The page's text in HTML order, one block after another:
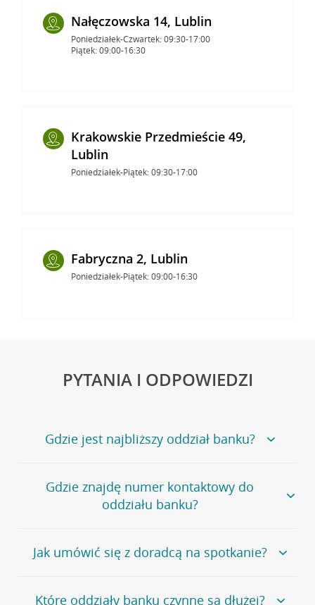
Nałęczowska 14, Lublin
Poniedziałek-Czwartek: 09:30-17:00
Piątek: 09:00-16:30
Krakowskie Przedmieście 49,
Lublin
Poniedziałek-Piątek: 09:30-17:00
Fabryczna 2, Lublin
Poniedziałek-Piątek: 09:00-16:30
PYTANIA I ODPOWIEDZI
Gdzie jest najbliższy oddział banku?
Jeśli szukasz oddziału naszego banku, zapraszamy na
stronęPlacówki i bankomaty, na której znajduje się
wygodna wyszukiwarka.
oddziałów
Gdzie znajdę numer kontaktowy do
oddziału banku?
Bank Credit Agricole nie udostępnia ogólnego numeru
telefonu do placówki bankowej.
umówienia się z doradcą w placówce bankowej .
Jak umówić się z doradcą na spotkanie?
Jeśli jesteś już naszym
Które oddziały banku czynne są dłużej?